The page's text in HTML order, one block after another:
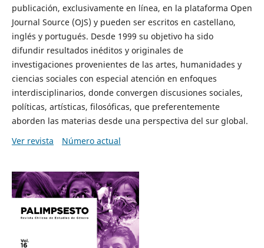
publicación, exclusivamente en línea, en la plataforma Open
Journal Source (OJS) y pueden ser escritos en castellano,
inglés y portugués. Desde 1999 su objetivo ha sido
difundir resultados inéditos y originales de
investigaciones provenientes de las artes, humanidades y
ciencias sociales con especial atención en enfoques
interdisciplinarios, donde convergen discusiones sociales,
políticas, artísticas, filosóficas, que preferentemente
aborden las materias desde una perspectiva del sur global.
Ver revista
Número actual